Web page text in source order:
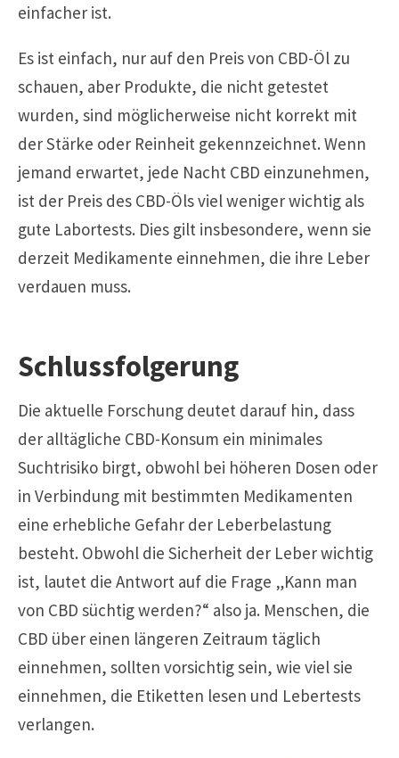
einfacher ist.
Es ist einfach, nur auf den Preis von CBD-Öl zu
schauen, aber Produkte, die nicht getestet
wurden, sind möglicherweise nicht korrekt mit
der Stärke oder Reinheit gekennzeichnet. Wenn
jemand erwartet, jede Nacht CBD einzunehmen,
ist der Preis des CBD-Öls viel weniger wichtig als
gute Labortests. Dies gilt insbesondere, wenn sie
derzeit Medikamente einnehmen, die ihre Leber
verdauen muss.
Schlussfolgerung
Die aktuelle Forschung deutet darauf hin, dass
der alltägliche CBD-Konsum ein minimales
Suchtrisiko birgt, obwohl bei höheren Dosen oder
in Verbindung mit bestimmten Medikamenten
eine erhebliche Gefahr der Leberbelastung
besteht. Obwohl die Sicherheit der Leber wichtig
ist, lautet die Antwort auf die Frage „Kann man
von CBD süchtig werden?“ also ja. Menschen, die
CBD über einen längeren Zeitraum täglich
einnehmen, sollten vorsichtig sein, wie viel sie
einnehmen, die Etiketten lesen und Lebertests
verlangen.